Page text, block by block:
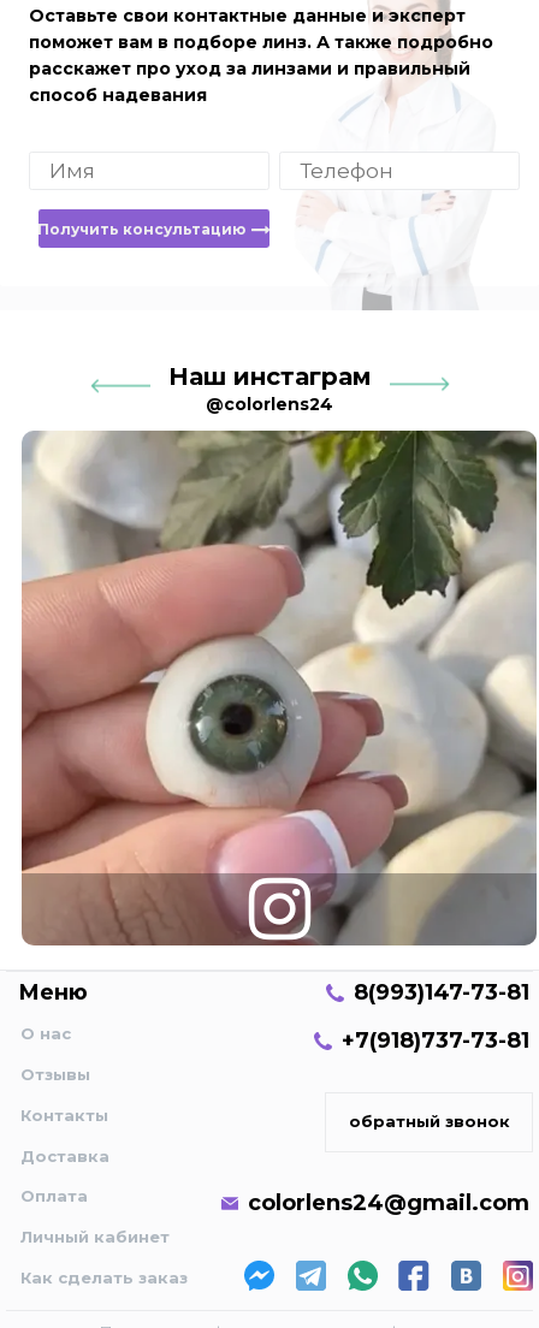
Оставьте свои контактные данные и эксперт
поможет вам в подборе линз. А также подробно
расскажет про уход за линзами и правильный
способ надевания
Получить консультацию
Наш инстаграм
@colorlens24
Меню
О нас
Отзывы
Контакты
Доставка
Оплата
Личный кабинет
Как сделать заказ
8(993)147-73-81
+7(918)737-73-81
обратный звонок
colorlens24@gmail.com